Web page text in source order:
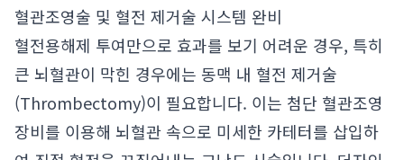
혈관조영술 및 혈전 제거술 시스템 완비
혈전용해제 투여만으로 효과를 보기 어려운 경우, 특히
큰 뇌혈관이 막힌 경우에는 동맥 내 혈전 제거술
(Thrombectomy)이 필요합니다. 이는 첨단 혈관조영
장비를 이용해 뇌혈관 속으로 미세한 카테터를 삽입하